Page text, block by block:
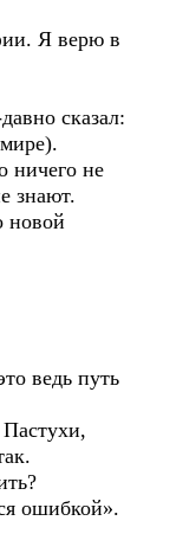
Я верю в
сказал:
ничего не
знают.
новой
ведь путь
ошибкой».